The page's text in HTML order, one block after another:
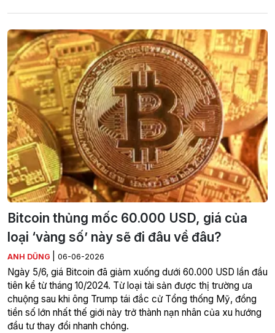
Bitcoin thủng mốc 60.000 USD, giá của
loại ‘vàng số’ này sẽ đi đâu về đâu?
ANH DŨNG 06-06-2026
Ngày 5/6, giá Bitcoin đã giảm xuống dưới 60.000 USD lần đầu
tiên kể từ tháng 10/2024. Từ loại tài sản được thị trường ưa
chuộng sau khi ông Trump tái đắc cử Tổng thống Mỹ, đồng
tiền số lớn nhất thế giới này trở thành nạn nhân của xu hướng
đầu tư thay đổi nhanh chóng.